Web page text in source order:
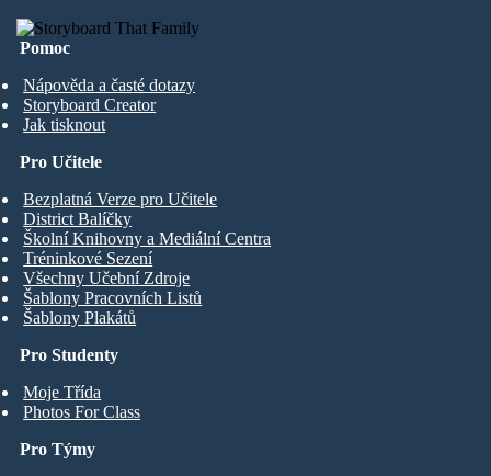
Pomoc
Nápověda a časté dotazy
Storyboard Creator
Jak tisknout
Pro Studenty
Moje Třída
Photos For Class
Pro Učitele
Bezplatná Verze pro Učitele
District Balíčky
Školní Knihovny a Mediální Centra
Tréninkové Sezení
Všechny Učební Zdroje
Šablony Pracovních Listů
Šablony Plakátů
Pro Týmy